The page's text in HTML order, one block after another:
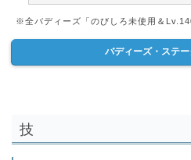
※全バディーズ「のびしろ未使用＆
バディーズ・ステ
技